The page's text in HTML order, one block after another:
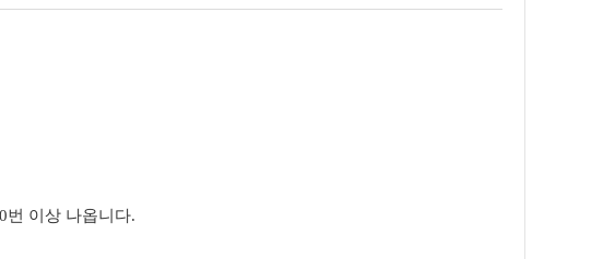
번 이상 나옵니다.